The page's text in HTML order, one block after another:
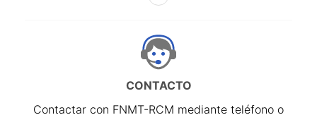
CONTACTO
Contactar con FNMT-RCM mediante teléfono o